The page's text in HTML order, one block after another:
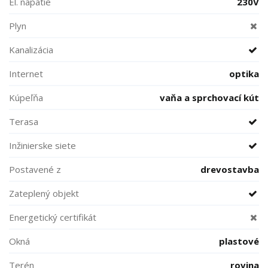
Plyn
Kanalizácia
Internet
optika
Kúpeľňa
vaňa a sprchovací kút
Terasa
Inžinierske siete
Postavené z
drevostavba
Zateplený objekt
Energetický certifikát
Okná
plastové
Terén
rovina